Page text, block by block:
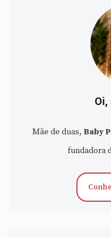
Oi,
Mãe de duas, Baby
fundadora